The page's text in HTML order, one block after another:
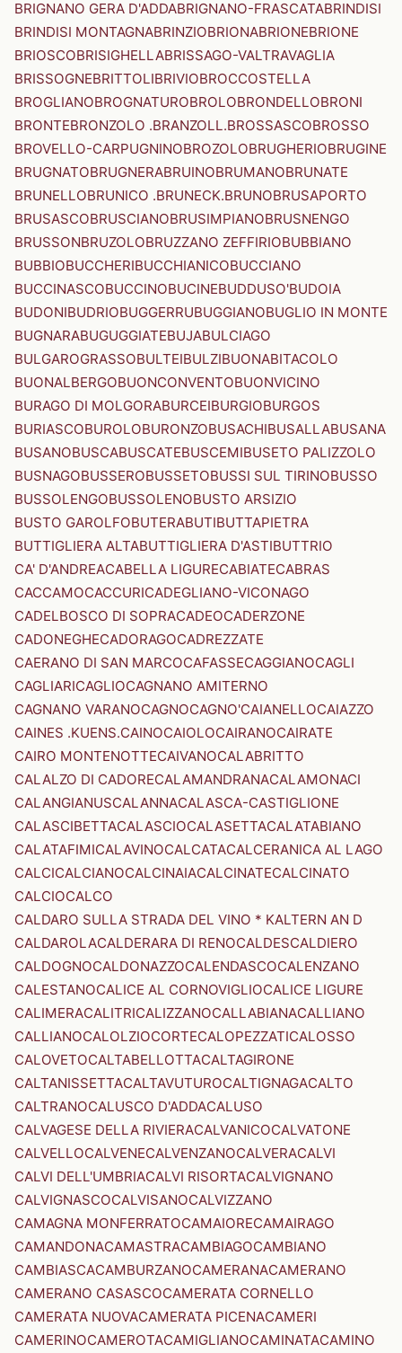
BRIGNANO GERA D'ADDABRIGNANO-FRASCATABRINDISI
BRINDISI MONTAGNABRINZIOBRIONABRIONEBRIONE
BRIOSCOBRISIGHELLABRISSAGO-VALTRAVAGLIA
BRISSOGNEBRITTOLIBRIVIOBROCCOSTELLA
BROGLIANOBROGNATUROBROLOBRONDELLOBRONI
BRONTEBRONZOLO .BRANZOLL.BROSSASCOBROSSO
BROVELLO-CARPUGNINOBROZOLOBRUGHERIOBRUGINE
BRUGNATOBRUGNERABRUINOBRUMANOBRUNATE
BRUNELLOBRUNICO .BRUNECK.BRUNOBRUSAPORTO
BRUSASCOBRUSCIANOBRUSIMPIANOBRUSNENGO
BRUSSONBRUZOLOBRUZZANO ZEFFIRIOBUBBIANO
BUBBIOBUCCHERIBUCCHIANICOBUCCIANO
BUCCINASCOBUCCINOBUCINEBUDDUSO'BUDOIA
BUDONIBUDRIOBUGGERRUBUGGIANOBUGLIO IN MONTE
BUGNARABUGUGGIATEBUJABULCIAGO
BULGAROGRASSOBULTEIBULZIBUONABITACOLO
BUONALBERGOBUONCONVENTOBUONVICINO
BURAGO DI MOLGORABURCEIBURGIOBURGOS
BURIASCOBUROLOBURONZOBUSACHIBUSALLABUSANA
BUSANOBUSCABUSCATEBUSCEMIBUSETO PALIZZOLO
BUSNAGOBUSSEROBUSSETOBUSSI SUL TIRINOBUSSO
BUSSOLENGOBUSSOLENOBUSTO ARSIZIO
BUSTO GAROLFOBUTERABUTIBUTTAPIETRA
BUTTIGLIERA ALTABUTTIGLIERA D'ASTIBUTTRIO
CA' D'ANDREACABELLA LIGURECABIATECABRAS
CACCAMOCACCURICADEGLIANO-VICONAGO
CADELBOSCO DI SOPRACADEOCADERZONE
CADONEGHECADORAGOCADREZZATE
CAERANO DI SAN MARCOCAFASSECAGGIANOCAGLI
CAGLIARICAGLIOCAGNANO AMITERNO
CAGNANO VARANOCAGNOCAGNO'CAIANELLOCAIAZZO
CAINES .KUENS.CAINOCAIOLOCAIRANOCAIRATE
CAIRO MONTENOTTECAIVANOCALABRITTO
CALALZO DI CADORECALAMANDRANACALAMONACI
CALANGIANUSCALANNACALASCA-CASTIGLIONE
CALASCIBETTACALASCIOCALASETTACALATABIANO
CALATAFIMICALAVINOCALCATACALCERANICA AL LAGO
CALCICALCIANOCALCINAIACALCINATECALCINATO
CALCIOCALCO
CALDARO SULLA STRADA DEL VINO * KALTERN AN D
CALDAROLACALDERARA DI RENOCALDESCALDIERO
CALDOGNOCALDONAZZOCALENDASCOCALENZANO
CALESTANOCALICE AL CORNOVIGLIOCALICE LIGURE
CALIMERACALITRICALIZZANOCALLABIANACALLIANO
CALLIANOCALOLZIOCORTECALOPEZZATICALOSSO
CALOVETOCALTABELLOTTACALTAGIRONE
CALTANISSETTACALTAVUTUROCALTIGNAGACALTO
CALTRANOCALUSCO D'ADDACALUSO
CALVAGESE DELLA RIVIERACALVANICOCALVATONE
CALVELLOCALVENECALVENZANOCALVERACALVI
CALVI DELL'UMBRIACALVI RISORTACALVIGNANO
CALVIGNASCOCALVISANOCALVIZZANO
CAMAGNA MONFERRATOCAMAIORECAMAIRAGO
CAMANDONACAMASTRACAMBIAGOCAMBIANO
CAMBIASCACAMBURZANOCAMERANACAMERANO
CAMERANO CASASCOCAMERATA CORNELLO
CAMERATA NUOVACAMERATA PICENACAMERI
CAMERINOCAMEROTACAMIGLIANOCAMINATACAMINO